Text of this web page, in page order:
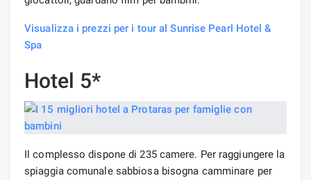
Visualizza i prezzi per i tour al Sunrise Pearl Hotel &
Spa
Hotel 5*
Il complesso dispone di 235 camere. Per raggiungere la
spiaggia comunale sabbiosa bisogna camminare per